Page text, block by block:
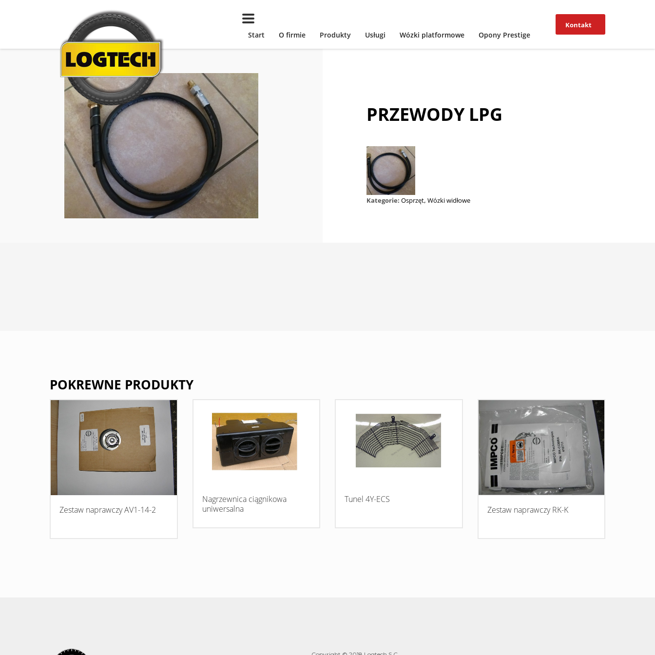
Start O firmie Produkty Usługi Wózki platformowe Opony Prestige
Kontakt
PRZEWODY LPG
Kategorie: Osprzęt, Wózki widłowe
POKREWNE PRODUKTY
Zestaw naprawczy AV1-14-2
Nagrzewnica ciągnikowa
uniwersalna
Tunel 4Y-ECS
Zestaw naprawczy RK-K